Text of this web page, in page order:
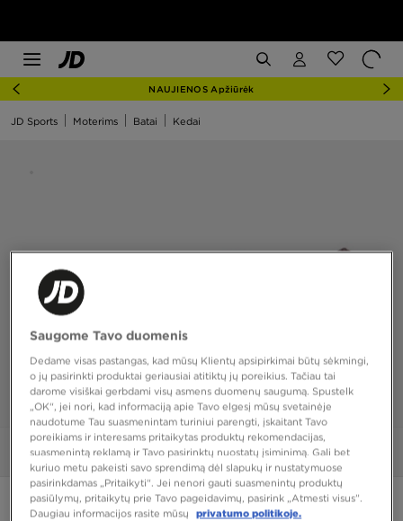
NAUJIENOS Apžiūrėk
JD Sports Moterims Batai Kedai
Nuotraukos 360°
PUIKUS PASIŪLYMAS
Saugome Tavo duomenis
Dedame visas pastangas, kad mūsų Klientų apsipirkimai būtų sėkmingi,
o jų pasirinkti produktai geriausiai atitiktų jų poreikius. Tačiau tai
darome visiškai gerbdami visų asmens duomenų saugumą. Spustelk
„OK“, jei nori, kad informaciją apie Tavo elgesį mūsų svetainėje
naudotume Tau suasmenintam turiniui parengti, įskaitant Tavo
poreikiams ir interesams pritaikytas produktų rekomendacijas,
suasmenintą reklamą ir Tavo pasirinktų nuostatų įsiminimą. Gali bet
kuriuo metu pakeisti savo sprendimą dėl slapukų ir nustatymuose
pasirinkdamas „Pritaikyti“. Jei nenori gauti suasmenintų produktų
pasiūlymų, pritaikytų prie Tavo pageidavimų, pasirink „Atmesti visus”.
Daugiau informacijos rasite mūsų
privatumo politikoje.